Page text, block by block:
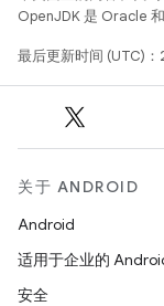
OpenJDK 是 Oracle
最后更新时间 (UTC)
关于 ANDROID
Android
适用于企业的
安全